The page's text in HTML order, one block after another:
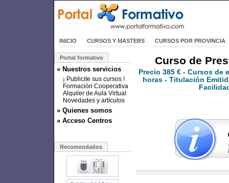
INICIO CURSOS Y MASTERS CURSOS POR PROVINCIA
Portal formativo
» Nuestros servicios
¡ Publicite sus cursos !
Formación Cooperativa
Alquiler de Aula Virtual
Novedades y artículos
» Quienes somos
» Acceso Centros
Recomendados
Curso de
Precio 385 € - Cursos de
horas - Titulación